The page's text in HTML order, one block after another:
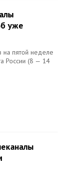
уже
на пятой неделе
России (8 — 14